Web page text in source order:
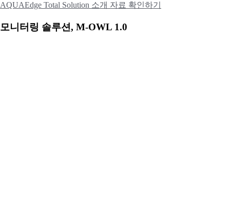
AQUAEdge Total Solution 소개 자료 확인하기
모니터링 솔루션, M-OWL 1.0